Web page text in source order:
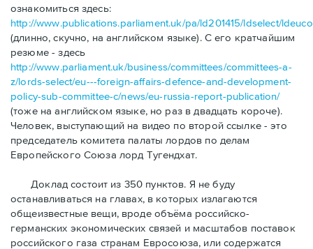
ознакомиться здесь:
http://www.publications.parliament.uk/pa/ld201415/ldselect/
(длинно, скучно, на английском языке). С его кратчaйшим
резюме - здесь
http://www.parliament.uk/business/committees/committees-a-
z/lords-select/eu---foreign-affairs-defence-and-development-
policy-sub-committee-c/news/eu-russia-report-publication/
(тоже на английском языке, но раз в двадцать короче).
Человек, выступающий на видео по второй ссылке - это
председатель комитета палаты лордов по делам
Европейского Союза лорд Тугендxат.
Доклад состоит из 350 пунктов. Я не буду
останавливаться на главах, в которых излагаются
общеизвестные вещи, вроде объёма российско-
германских экономических связей и масштабов поставок
российского газа странам Евросоюза, или содержатся